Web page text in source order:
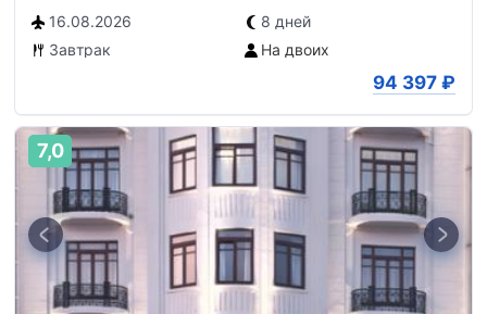
16.08.2026
8 дней
Завтрак
На двоих
94 397 ₽
7,0